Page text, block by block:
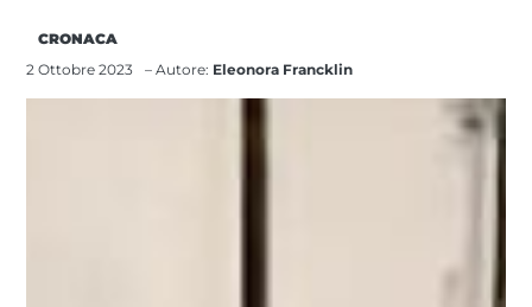
CRONACA
2 Ottobre 2023
– Autore: Eleonora Francklin